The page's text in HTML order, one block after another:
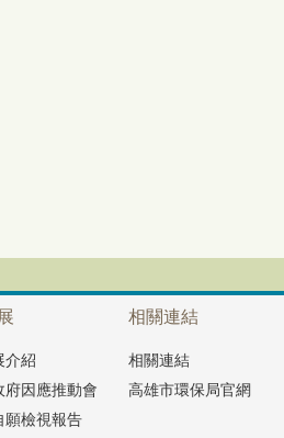
介紹
府因應推動會
願檢視報告
相關連結
相關連結
高雄市環保局官網